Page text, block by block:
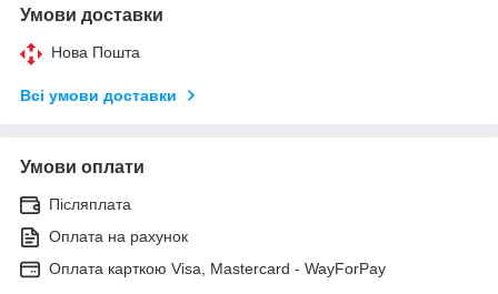
Умови доставки
Нова Пошта
Всі умови доставки
Умови оплати
Післяплата
Оплата на рахунок
Оплата карткою Visa, Mastercard - WayForPay